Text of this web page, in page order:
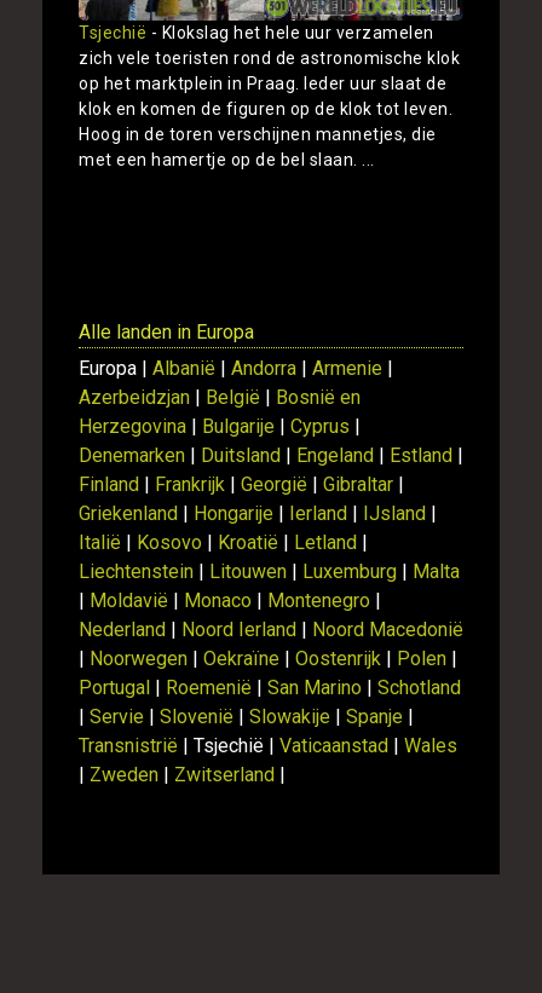
Tsjechië - Klokslag het hele uur verzamelen
zich vele toeristen rond de astronomische klok
op het marktplein in Praag. Ieder uur slaat de
klok en komen de figuren op de klok tot leven.
Hoog in de toren verschijnen mannetjes, die
met een hamertje op de bel slaan. ...
Alle landen in Europa
Europa | Albanië | Andorra | Armenie |
Azerbeidzjan | België | Bosnië en
Herzegovina | Bulgarije | Cyprus |
Denemarken | Duitsland | Engeland | Estland |
Finland | Frankrijk | Georgië | Gibraltar |
Griekenland | Hongarije | Ierland | IJsland |
Italië | Kosovo | Kroatië | Letland |
Liechtenstein | Litouwen | Luxemburg | Malta
| Moldavië | Monaco | Montenegro |
Nederland | Noord Ierland | Noord Macedonië
| Noorwegen | Oekraïne | Oostenrijk | Polen |
Portugal | Roemenië | San Marino | Schotland
| Servie | Slovenië | Slowakije | Spanje |
Transnistrië | Tsjechië | Vaticaanstad | Wales
| Zweden | Zwitserland |